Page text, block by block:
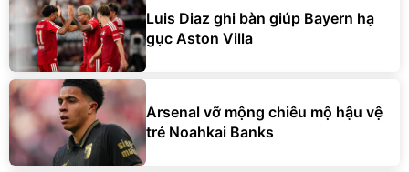
Luis Diaz ghi bàn giúp Bayern hạ
gục Aston Villa
Arsenal vỡ mộng chiêu mộ hậu vệ
trẻ Noahkai Banks